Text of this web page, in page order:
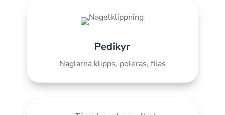
Pedikyr
Naglarna klipps, poleras, filas